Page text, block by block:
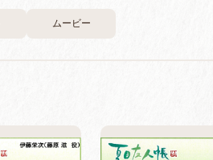
ムービー